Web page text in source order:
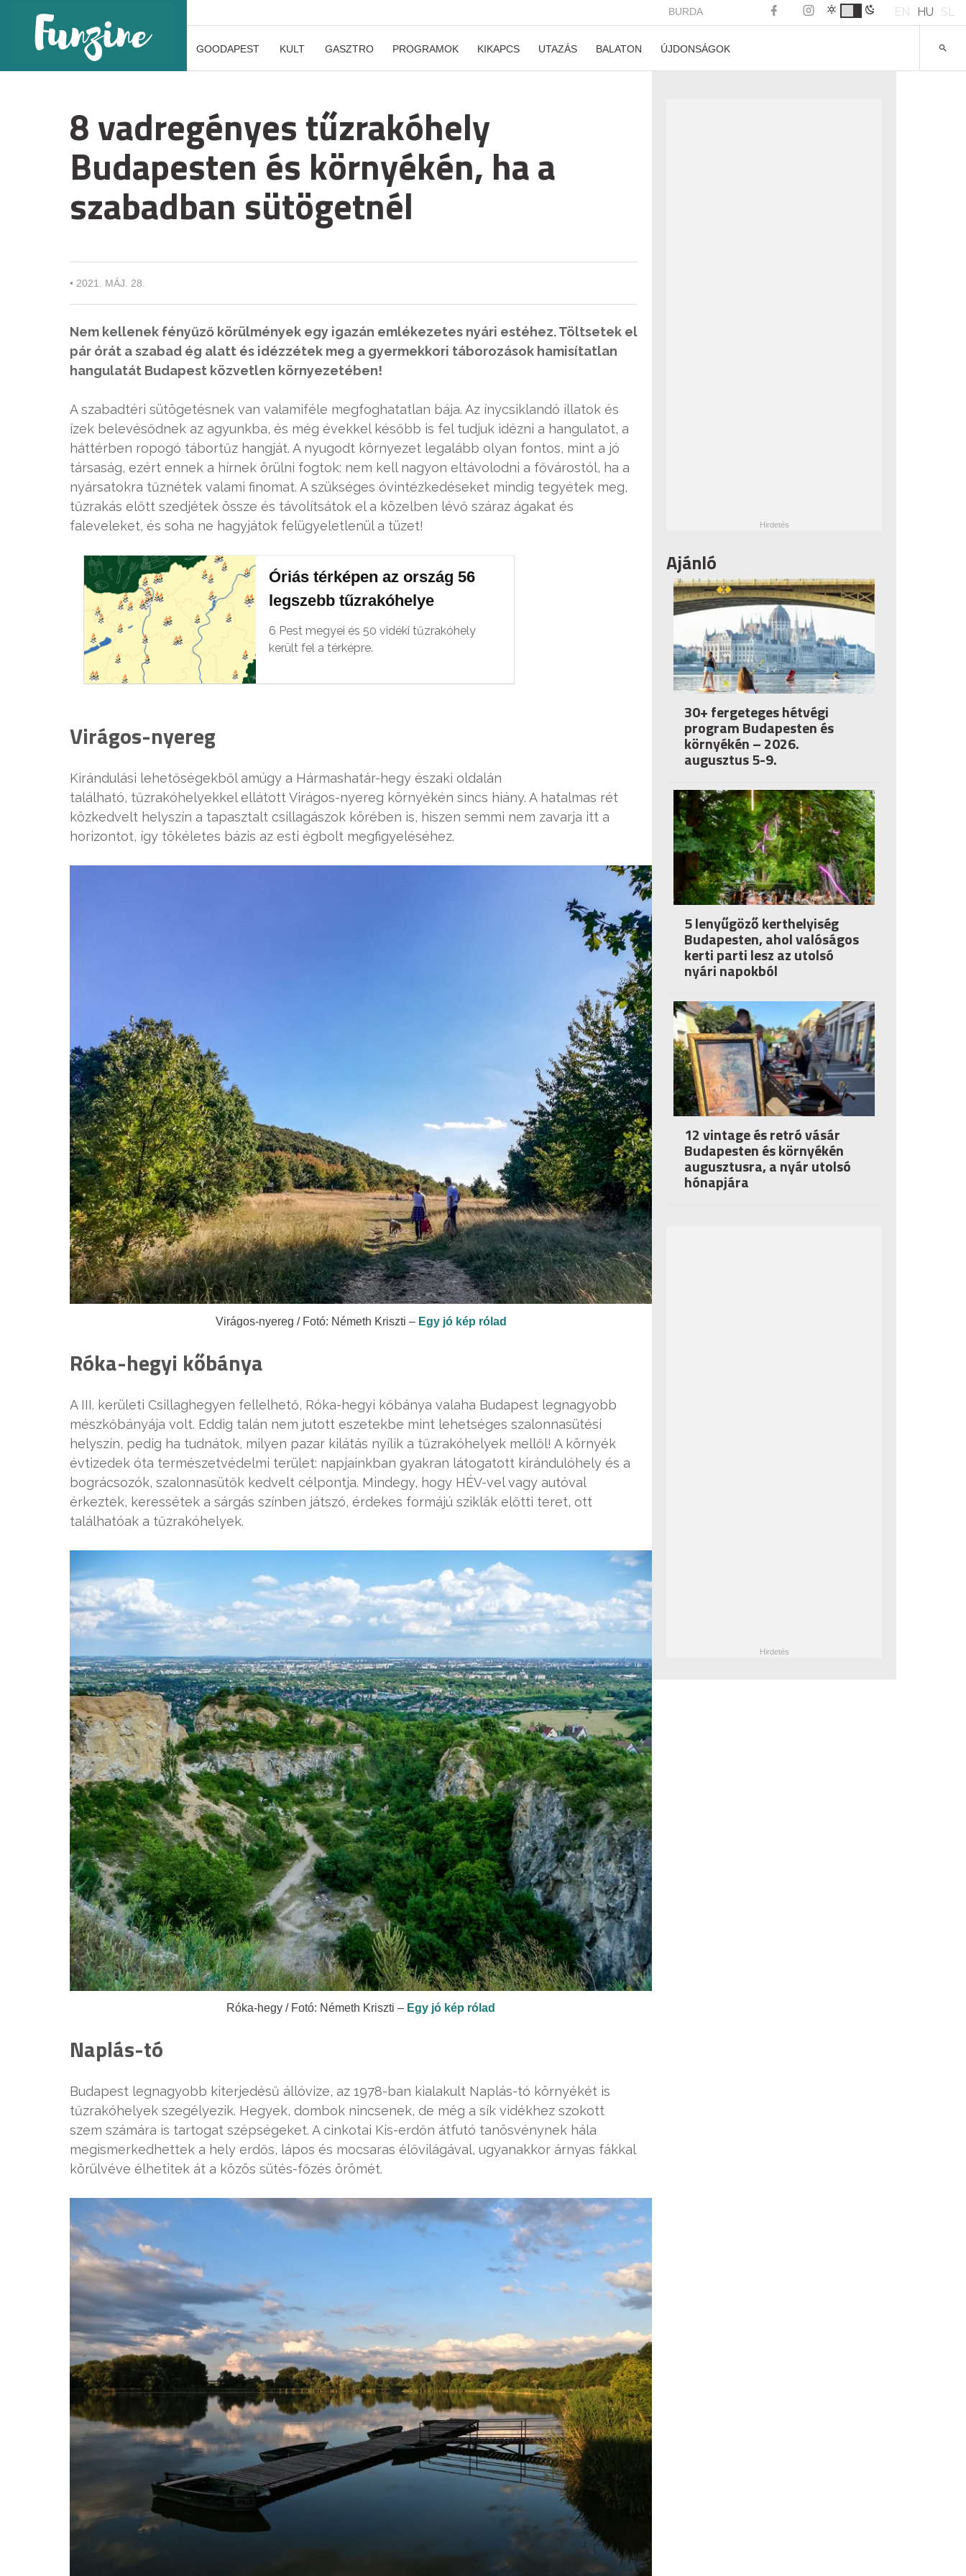
BURDA EN HU SL
GOODAPEST KULT GASZTRO PROGRAMOK KIKAPCS UTAZÁS BALATON ÚJDONSÁGOK
8 vadregényes tűzrakóhely
Budapesten és környékén, ha a
szabadban sütögetnél
• 2021. MÁJ. 28.
Nem kellenek fényűző körülmények egy igazán emlékezetes nyári estéhez. Töltsetek el
pár órát a szabad ég alatt és idézzétek meg a gyermekkori táborozások hamisítatlan
hangulatát Budapest közvetlen környezetében!
A szabadtéri sütögetésnek van valamiféle megfoghatatlan bája. Az ínycsiklandó illatok és
ízek belevésődnek az agyunkba, és még évekkel később is fel tudjuk idézni a hangulatot, a
háttérben ropogó tábortűz hangját. A nyugodt környezet legalább olyan fontos, mint a jó
társaság, ezért ennek a hírnek örülni fogtok: nem kell nagyon eltávolodni a fővárostól, ha a
nyársatokra tűznétek valami finomat. A szükséges óvintézkedéseket mindig tegyétek meg,
tűzrakás előtt szedjétek össze és távolítsátok el a közelben lévő száraz ágakat és
faleveleket, és soha ne hagyjátok felügyeletlenül a tüzet!
Óriás térképen az ország 56
legszebb tűzrakóhelye
6 Pest megyei és 50 vidéki tűzrakóhely
került fel a térképre.
Virágos-nyereg
Kirándulási lehetőségekből amúgy a Hármashatár-hegy északi oldalán
található, tűzrakóhelyekkel ellátott Virágos-nyereg környékén sincs hiány. A hatalmas rét
közkedvelt helyszín a tapasztalt csillagászok körében is, hiszen semmi nem zavarja itt a
horizontot, így tökéletes bázis az esti égbolt megfigyeléséhez.
Virágos-nyereg / Fotó: Németh Kriszti – Egy jó kép rólad
Róka-hegyi kőbánya
A III. kerületi Csillaghegyen fellelhető, Róka-hegyi kőbánya valaha Budapest legnagyobb
mészkőbányája volt. Eddig talán nem jutott eszetekbe mint lehetséges szalonnasütési
helyszín, pedig ha tudnátok, milyen pazar kilátás nyílik a tűzrakóhelyek mellől! A környék
évtizedek óta természetvédelmi terület: napjainkban gyakran látogatott kirándulóhely és a
bográcsozók, szalonnasütők kedvelt célpontja. Mindegy, hogy HÉV-vel vagy autóval
érkeztek, keressétek a sárgás színben játszó, érdekes formájú sziklák előtti teret, ott
találhatóak a tűzrakóhelyek.
Róka-hegy / Fotó: Németh Kriszti – Egy jó kép rólad
Naplás-tó
Budapest legnagyobb kiterjedésű állóvize, az 1978-ban kialakult Naplás-tó környékét is
tűzrakóhelyek szegélyezik. Hegyek, dombok nincsenek, de még a sík vidékhez szokott
szem számára is tartogat szépségeket. A cinkotai Kis-erdőn átfutó tanösvénynek hála
megismerkedhettek a hely erdős, lápos és mocsaras élővilágával, ugyanakkor árnyas fákkal
körülvéve élhetitek át a közös sütés-főzés örömét.
Ajánló
30+ fergeteges hétvégi
program Budapesten és
környékén – 2026.
augusztus 5-9.
5 lenyűgöző kerthelyiség
Budapesten, ahol valóságos
kerti parti lesz az utolsó
nyári napokból
12 vintage és retró vásár
Budapesten és környékén
augusztusra, a nyár utolsó
hónapjára